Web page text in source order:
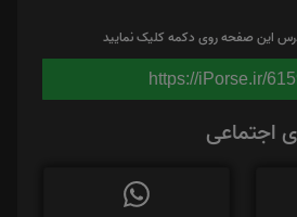
این صفحه روی دکمه کلیک نمایید
https://iPorse.ir/
اجتماعی